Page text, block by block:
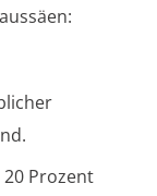
Prozent